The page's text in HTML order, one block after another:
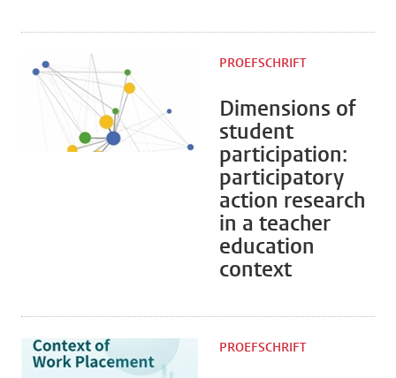
Dimensions of
student
participation:
participatory
action research
in a teacher
education
context
PROEFSCHRIFT
PROEFSCHRIFT